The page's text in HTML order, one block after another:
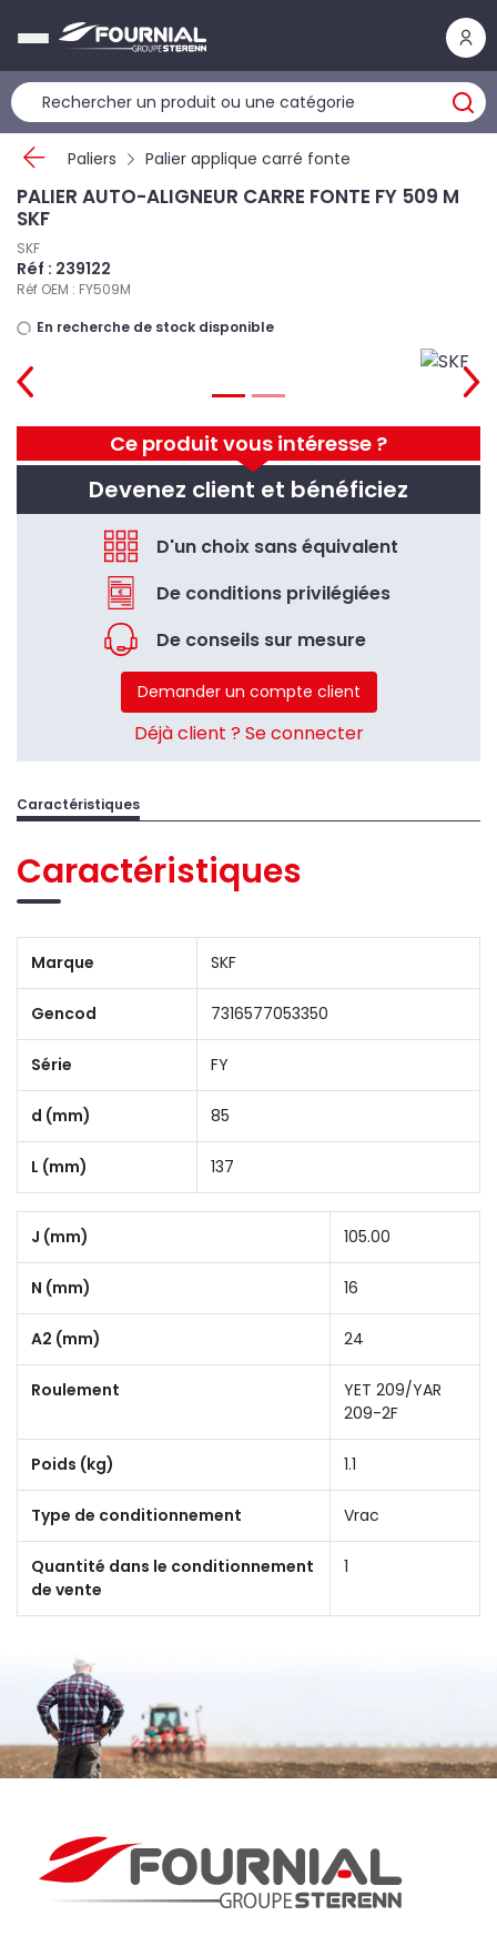
Paliers Palier applique carré fonte
Ce produit vous intéresse ?
Devenez client et bénéficiez
D'un choix sans équivalent
De conditions privilégiées
De conseils sur mesure
Demander un compte client
Déjà client ? Se connecter
PALIER AUTO-ALIGNEUR CARRE FONTE FY 509 M
SKF
SKF
Réf : 239122
Réf OEM : FY509M
En recherche de stock disponible
Caractéristiques
Caractéristiques
Marque SKF
Gencod 7316577053350
Série FY
d (mm) 85
L (mm) 137
J (mm) 105.00
N (mm) 16
A2 (mm) 24
Roulement
YET 209/YAR
209-2F
Poids (kg) 1.1
Type de conditionnement Vrac
Quantité dans le conditionnement
de vente
1